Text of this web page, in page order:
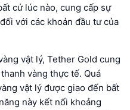
cứ lúc nào, cung cấp sự
với các khoản đầu tư của
vật lý, Tether Gold cung
vàng thực tế. Quá
vật lý được giao đến bất
này kết nối khoảng